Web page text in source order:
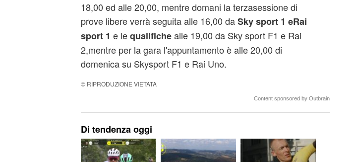
18,00 ed alle 20,00, mentre domani la terzasessione di
prove libere verrà seguita alle 16,00 daSky sport 1 eRai
sport 1 e lequalifichealle 19,00 da Sky sport F1 e Rai
2,mentre per la gara l'appuntamento è alle 20,00 di
domenica su Skysport F1 e Rai Uno.
© RIPRODUZIONE VIETATA
Content sponsored by Outbrain
Di tendenza oggi